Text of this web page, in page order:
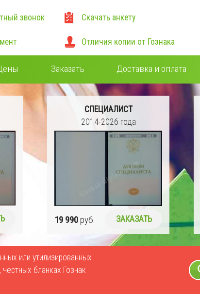
звонок Скачать анкету
Отличия копии от Гознака
Заказать Доставка и оплата
СПЕЦИАЛИСТ
2011-2013 года
17 990 руб. ЗАКАЗАТЬ
или утилизированных
бланках Гознак